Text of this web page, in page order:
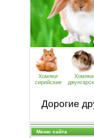
Хомяки
сирийские
Хомяки
Дорогие
Меню сайта